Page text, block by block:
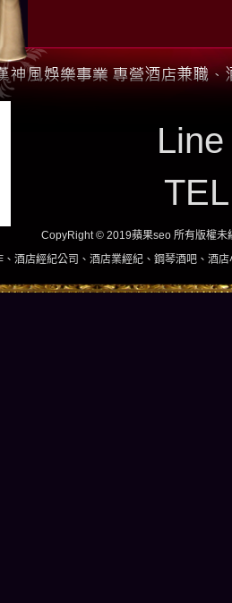
CopyRight © 2019蘋果seo 所有版權未
店業經紀、鋼琴酒吧、酒店小姐、酒店